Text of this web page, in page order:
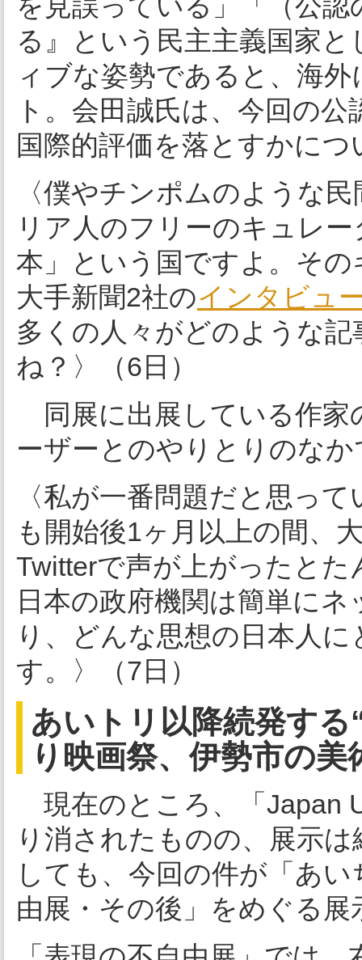
る』という民主主義国家
ィブな姿勢であると、海
ト。会田誠氏は、今回の
国際的評価を落とすかに
〈僕やチンポムのような
リア人のフリーのキュレ
本」という国ですよ。そ
大手新聞2社のインタビュ
多くの人々がどのような
ね？〉（6日）
同展に出展している作家
ーザーとのやりとりのな
〈私が一番問題だと思っ
も開始後1ヶ月以上の間、
Twitterで声が上がったと
日本の政府機関は簡単に
り、どんな思想の日本人
す。〉（7日）
あいトリ以降続発す
り映画祭、伊勢市の美
現在のところ、「Japan
り消されたものの、展示
しても、今回の件が「あ
由展・その後」をめぐる